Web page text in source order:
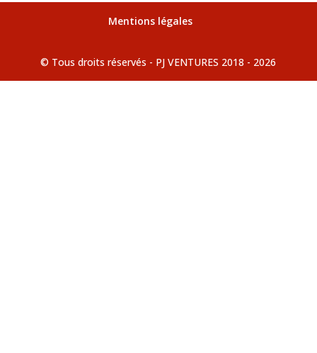
Mentions légales
© Tous droits réservés - PJ VENTURES 2018 - 2026